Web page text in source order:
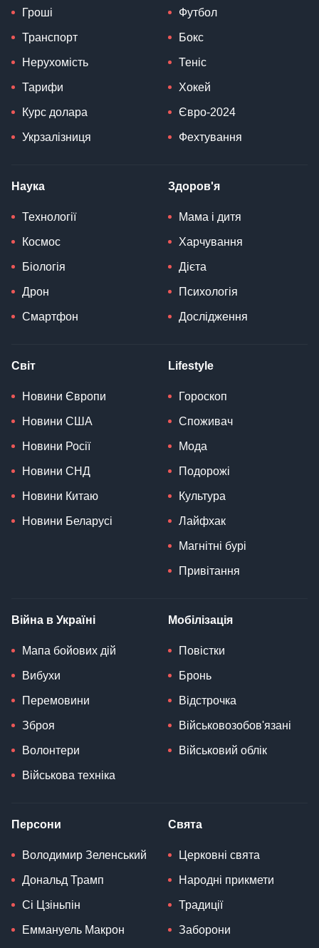
Гроші
Транспорт
Нерухомість
Тарифи
Курс долара
Укрзалізниця
Футбол
Бокс
Теніс
Хокей
Євро-2024
Фехтування
Наука
Технології
Космос
Біологія
Дрон
Смартфон
Здоров'я
Мама і дитя
Харчування
Дієта
Психологія
Дослідження
Світ
Новини Європи
Новини США
Новини Росії
Новини СНД
Новини Китаю
Новини Беларусі
Lifestyle
Гороскоп
Споживач
Мода
Подорожі
Культура
Лайфхак
Магнітні бурі
Привітання
Війна в Україні
Мапа бойових дій
Вибухи
Перемовини
Зброя
Волонтери
Військова техніка
Мобілізація
Повістки
Бронь
Відстрочка
Військовозобов'язані
Військовий облік
Персони
Володимир Зеленський
Дональд Трамп
Сі Цзіньпін
Еммануель Макрон
Свята
Церковні свята
Народні прикмети
Традиції
Заборони